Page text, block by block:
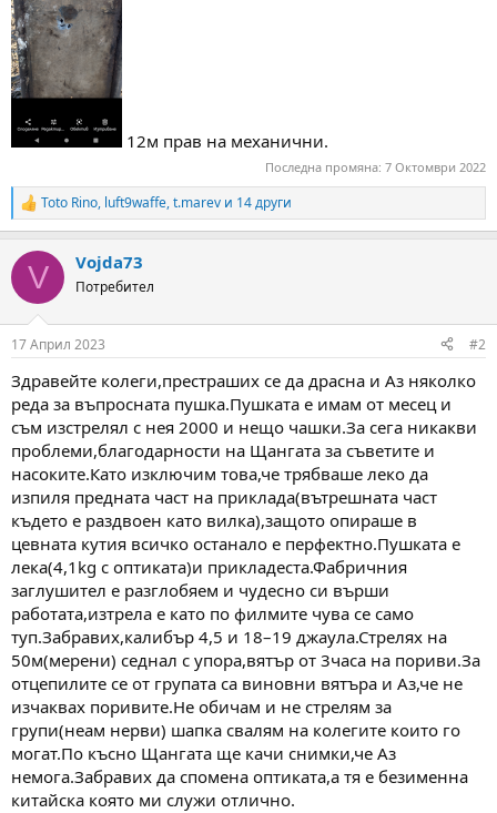
12м прав на механични.
Последна промяна: 7 Октомври 2022
R
e
c
i
s
Toto Rino, luft9waffe,t.marev и 14 други
V Vojda73
Потребител
17 Април 2023 #2
Здравейте колеги,престраших се да драсна и Аз няколко
реда за въпросната пушка.Пушката е имам от месец и
съм изстрелял с нея 2000 и нещо чашки.За сега никакви
проблеми,благодарности на Щангата за съветите и
насоките.Като изключим това,че трябваше леко да
изпиля предната част на приклада(вътрешната част
където е раздвоен като вилка),защото опираше в
цевната кутия всичко останало е перфектно.Пушката е
лека(4,1kg с оптиката)и прикладеста.Фабричния
заглушител е разглобяем и чудесно си върши
работата,изтрела е като по филмите чува се само
туп.Забравих,калибър 4,5 и 18–19 джаула.Стрелях на
50м(мерени) седнал с упора,вятър от 3часа на пориви.За
отцепилите се от групата са виновни вятъра и Аз,че не
изчаквах поривите.Не обичам и не стрелям за
групи(неам нерви) шапка свалям на колегите които го
могат.По късно Щангата ще качи снимки,че Аз
немога.Забравих да спомена оптиката,а тя е безименна
китайска която ми служи отлично.